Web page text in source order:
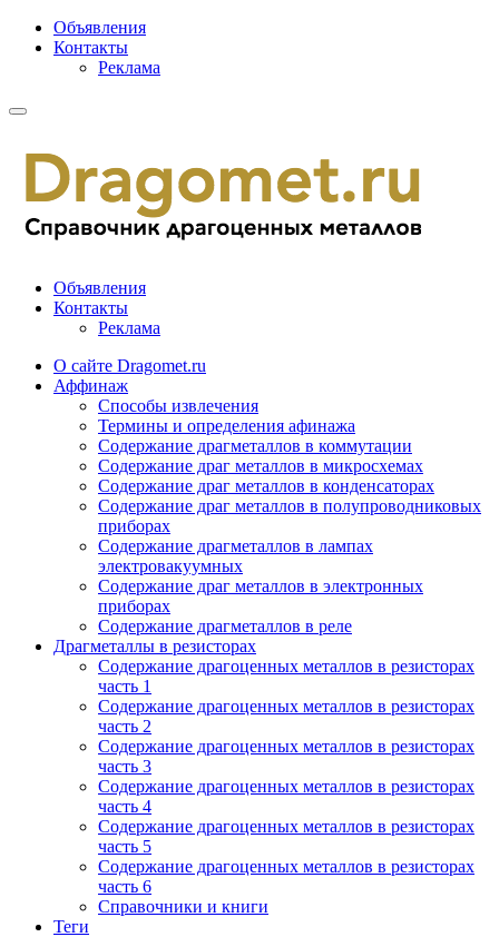
Объявления
Контакты
Реклама
Объявления
Контакты
Реклама
О сайте Dragomet.ru
Аффинаж
Способы извлечения
Термины и определения афинажа
Содержание драгметаллов в коммутации
Содержание драг металлов в микросхемах
Содержание драг металлов в конденсаторах
Содержание драг металлов в полупроводниковых
приборах
Содержание драгметаллов в лампах
электровакуумных
Содержание драг металлов в электронных
приборах
Содержание драгметаллов в реле
Драгметаллы в резисторах
Содержание драгоценных металлов в резисторах
часть 1
Содержание драгоценных металлов в резисторах
часть 2
Содержание драгоценных металлов в резисторах
часть 3
Содержание драгоценных металлов в резисторах
часть 4
Содержание драгоценных металлов в резисторах
часть 5
Содержание драгоценных металлов в резисторах
часть 6
Справочники и книги
Теги